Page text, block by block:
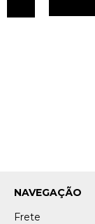
NAVEGAÇÃO
Frete